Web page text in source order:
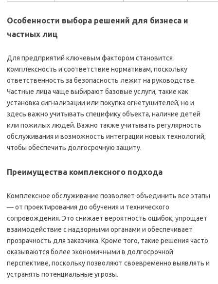
Особенности выбора решений для бизнеса и
частных лиц
Для предприятий ключевым фактором становится
комплексность и соответствие нормативам, поскольку
ответственность за безопасность лежит на руководстве.
Частные лица чаще выбирают базовые услуги, такие как
установка сигнализации или покупка огнетушителей, но и
здесь важно учитывать специфику объекта, наличие детей
или пожилых людей. Важно также учитывать регулярность
обслуживания и возможность интеграции новых технологий,
чтобы обеспечить долгосрочную защиту.
Преимущества комплексного подхода
Комплексное обслуживание позволяет объединить все этапы
— от проектирования до обучения и технического
сопровождения. Это снижает вероятность ошибок, упрощает
взаимодействие с надзорными органами и обеспечивает
прозрачность для заказчика. Кроме того, такие решения часто
оказываются более экономичными в долгосрочной
перспективе, поскольку позволяют своевременно выявлять и
устранять потенциальные угрозы.